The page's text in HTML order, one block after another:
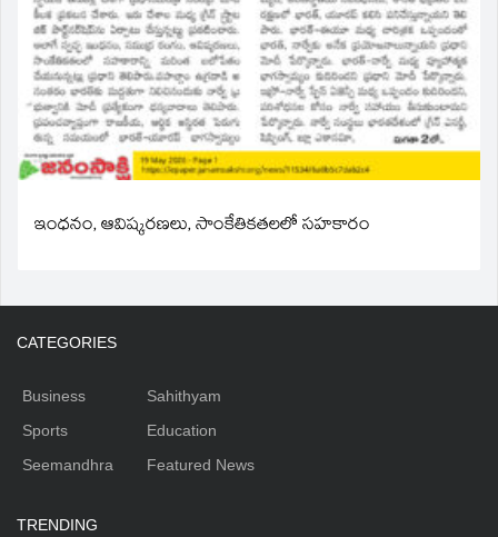
ఇంధనం, ఆవిష్కరణలు, సాంకేతికతలలో సహకారం
CATEGORIES
Business
Sports
Seemandhra
Sahithyam
Education
Featured News
TRENDING